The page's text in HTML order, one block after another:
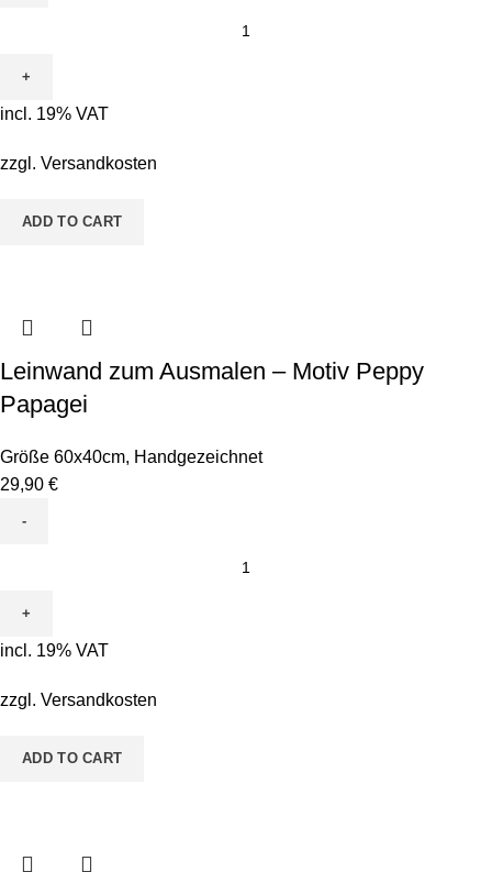
Ausmalen
-
Perry
quantity
incl. 19% VAT
zzgl. Versandkosten
ADD TO CART
Leinwand zum Ausmalen – Motiv Peppy
Papagei
Größe 60x40cm, Handgezeichnet
29,90 €
Ausmalen
-
Peppy
quantity
incl. 19% VAT
zzgl. Versandkosten
ADD TO CART